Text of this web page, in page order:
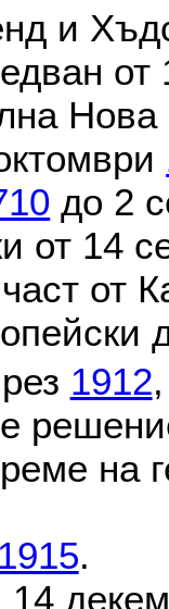
и
от
до 2
от 14
от
1912
на
1915.
14